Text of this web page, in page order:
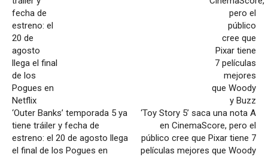
‘Outer Banks’ temporada 5 ya
tiene tráiler y fecha de
estreno: el 20 de agosto llega
el final de los Pogues en
‘Toy Story 5’ saca una nota A
en CinemaScore, pero el
público cree que Pixar tiene 7
películas mejores que Woody